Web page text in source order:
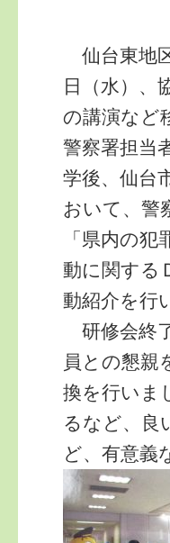
仙台東地
日（水）、
の講演など
警察署担当
学後、仙台
おいて、警
「県内の
動に関する
動紹介を行
研修会終
員との懇親
換を行いま
るなど、良
ど、有意義